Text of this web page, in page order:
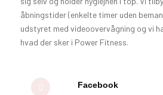
åbningstider (enkelte timer uden
udstyret med videoovervågning og vi
hvad der sker i Power Fitness.
Facebook